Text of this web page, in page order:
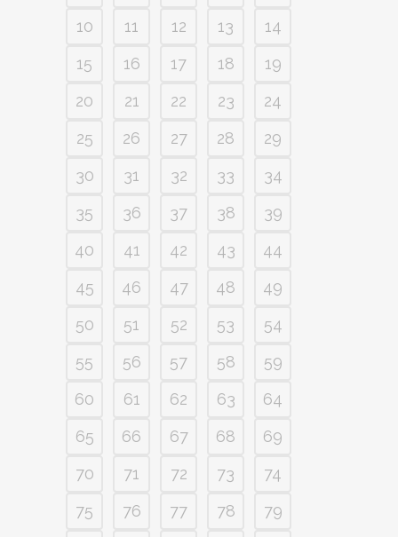
10
11 12 13
14
15
16 17 18
19
20
21 22 23
24
25
26 27 28
29
30
31 32 33
34
35
36 37 38
39
40
41 42 43
44
45
46 47 48
49
50
51 52 53
54
55
56 57 58
59
60
61 62 63
64
65
66 67 68
69
70
71 72 73
74
75
76 77 78
79